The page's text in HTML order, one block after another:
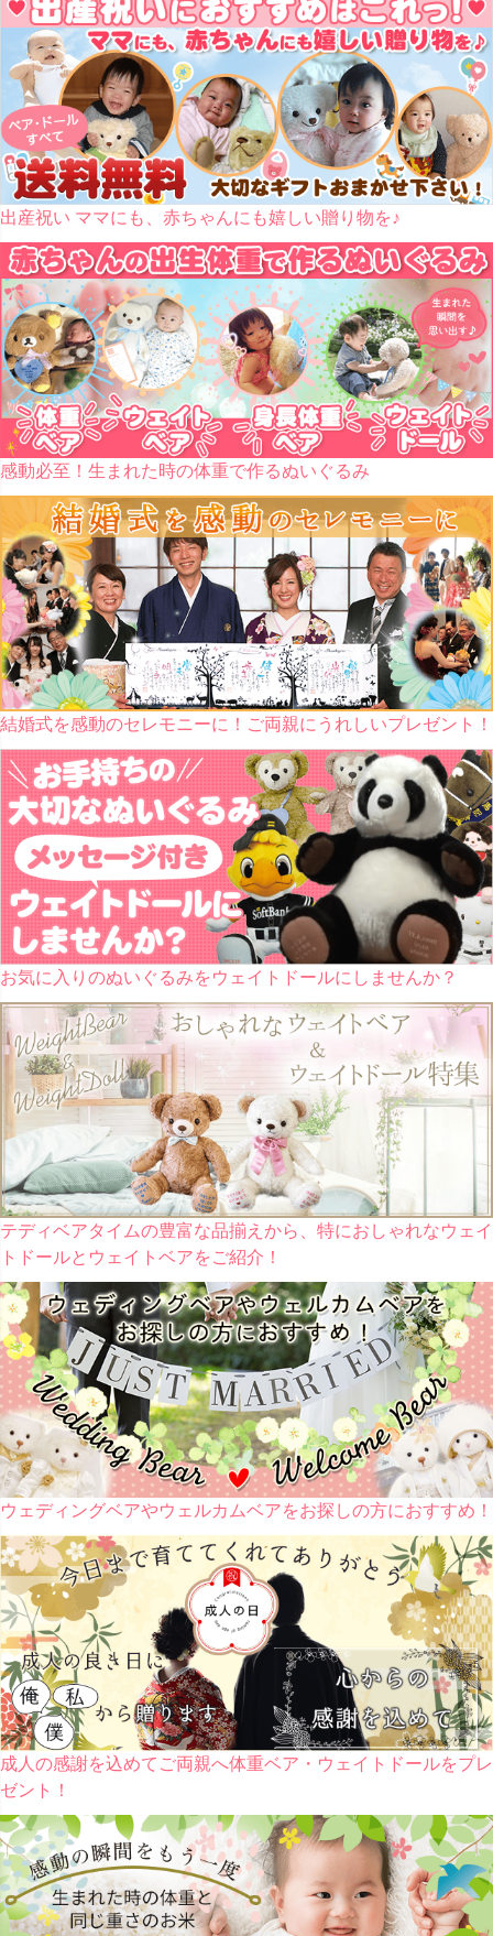
出産祝い ママにも、赤ちゃんにも嬉しい贈り物を♪
感動必至！生まれた時の体重で作るぬいぐるみ
結婚式を感動のセレモニーに！ご両親にうれしいプレゼント！
お気に入りのぬいぐるみをウェイトドールにしませんか？
テディベアタイムの豊富な品揃えから、特におしゃれなウェイ
トドールとウェイトベアをご紹介！
ウェディングベアやウェルカムベアをお探しの方におすすめ！
成人の感謝を込めてご両親へ体重ベア・ウェイトドールをプレ
ゼント！